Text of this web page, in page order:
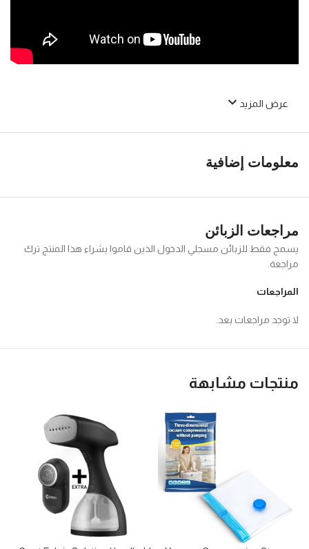
عرض المزيد
معلومات إضافية
مراجعات الزبائن
المراجعات
لا توجد مراجعات بعد.
يسمح فقط للزبائن مسجلي الدخول الذين قاموا بشراء هذا المنتج ترك
مراجعة.
منتجات مشابهة